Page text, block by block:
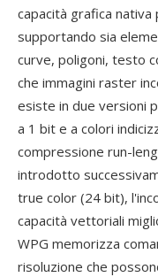
capacità grafica
supportando sia
curve, poligoni, testo
che immagini raster
esiste in due versioni
a 1 bit e a colori
compressione run-
introdotto
true color (24 bit),
capacità vettoriali
WPG memorizza
risoluzione che